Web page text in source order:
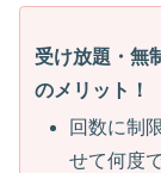
受け放題・無
のメリット！
回数に制
せて何度